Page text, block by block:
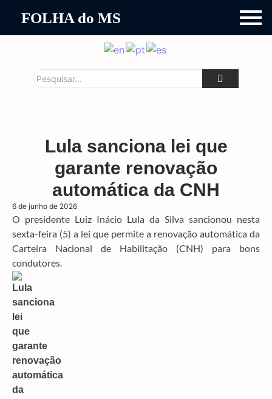
FOLHA do MS
Lula sanciona lei que
garante renovação
automática da CNH
6 de junho de 2026
O presidente Luiz Inácio Lula da Silva sancionou nesta
sexta-feira (5) a lei que permite a renovação automática da
Carteira Nacional de Habilitação (CNH) para bons
condutores.